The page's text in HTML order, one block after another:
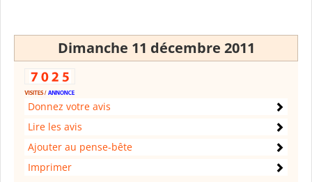
Dimanche 11 décembre 2011
Donnez votre avis
Lire les avis
Ajouter au pense-bête
Imprimer